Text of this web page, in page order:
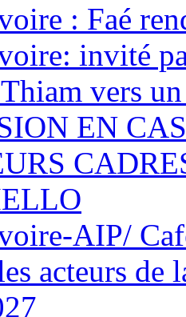
: Faé
invité
vers
EN
AIP/
acteurs de